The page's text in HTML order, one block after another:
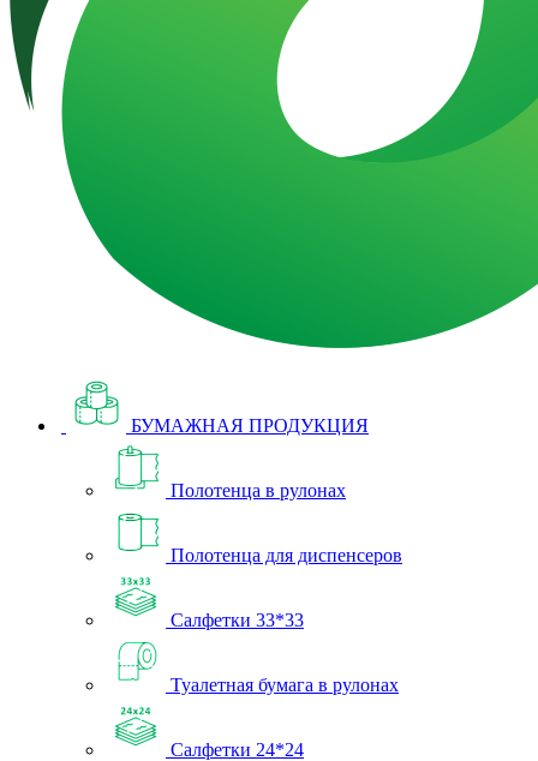
БУМАЖНАЯ ПРОДУКЦИЯ
Полотенца в рулонах
Полотенца для диспенсеров
Салфетки 33*33
Туалетная бумага в рулонах
Салфетки 24*24